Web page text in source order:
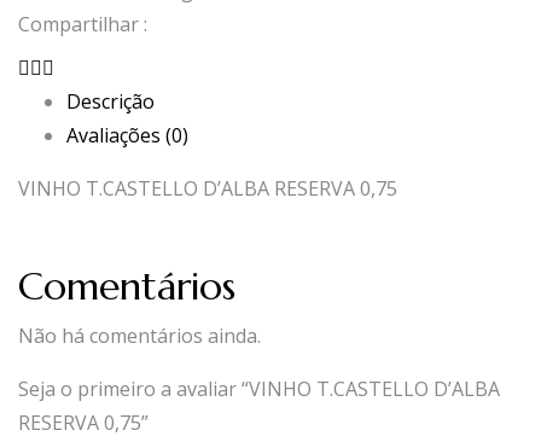
RESERVA
Compartilhar :
Descrição
Avaliações (0)
VINHO T.CASTELLO D’ALBA RESERVA 0,75
Comentários
Não há comentários ainda.
Seja o primeiro a avaliar “VINHO T.CASTELLO D’ALBA
RESERVA 0,75”